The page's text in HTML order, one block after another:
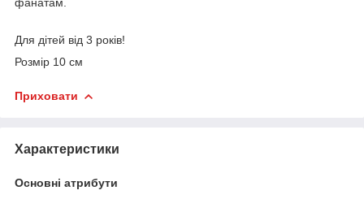
Для дітей від 3 років!
Розмір 10 см
Приховати
Характеристики
Основні атрибути